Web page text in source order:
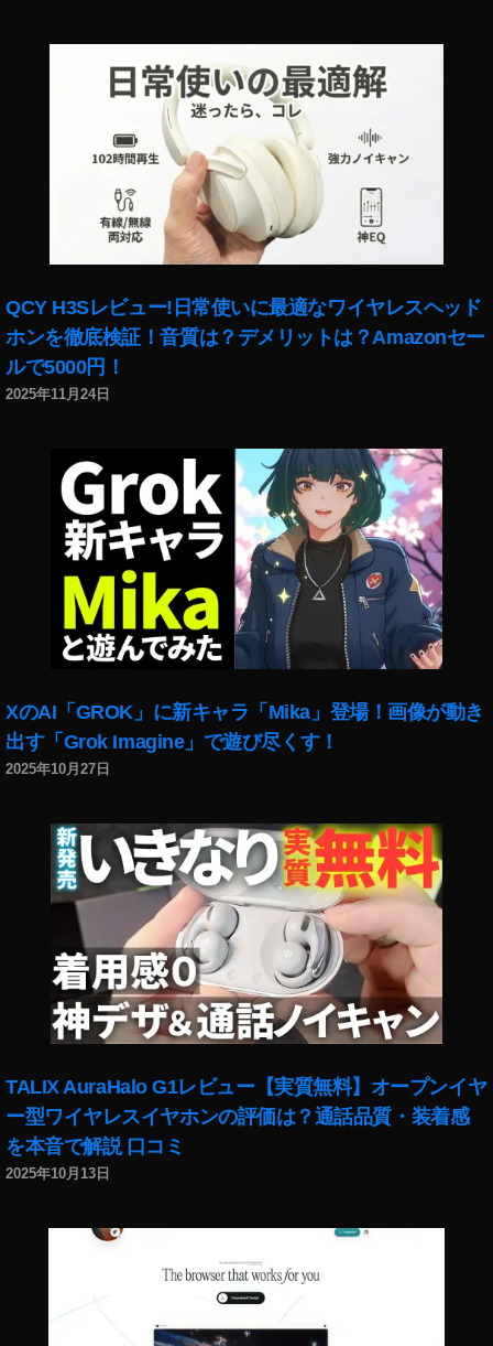
QCY H3Sレビュー!日常使いに最適なワイヤレスヘッド
ホンを徹底検証！音質は？デメリットは？Amazonセー
ルで5000円！
2025年11月24日
XのAI「GROK」に新キャラ「Mika」登場！画像が動き
出す「Grok Imagine」で遊び尽くす！
2025年10月27日
TALIX AuraHalo G1レビュー【実質無料】オープンイヤ
ー型ワイヤレスイヤホンの評価は？通話品質・装着感
を本音で解説 口コミ
2025年10月13日